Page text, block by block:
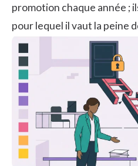
promotion chaque année ;
pour lequel il vaut la peine